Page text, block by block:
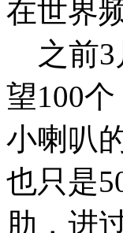
在世界
之前3
望100
小喇叭
也只是
肋，进